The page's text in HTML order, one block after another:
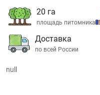
20 га
площадь питомника
Доставка
по всей России
null